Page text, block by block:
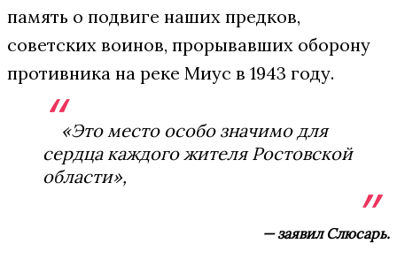
память о подвиге наших предков,
советских воинов, прорывавших оборону
противника на реке Миус в 1943 году.
«Это место особо значимо для
сердца каждого жителя Ростовской
области»,
— заявил Слюсарь.